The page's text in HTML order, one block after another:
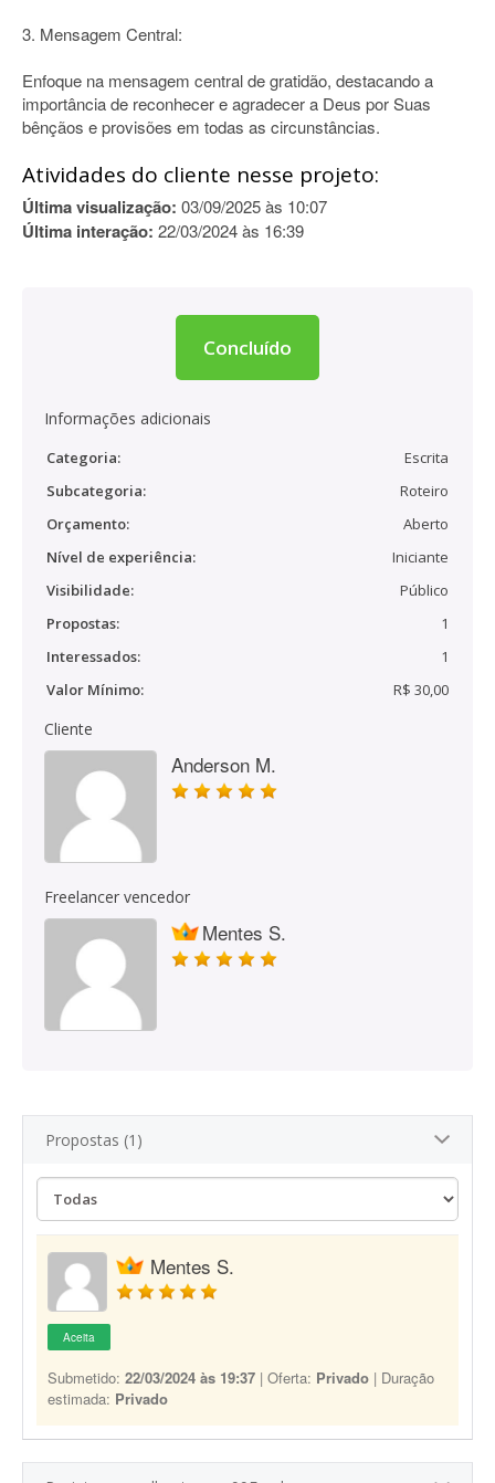
3. Mensagem Central:
Enfoque na mensagem central de gratidão, destacando a
importância de reconhecer e agradecer a Deus por Suas
bênçãos e provisões em todas as circunstâncias.
Atividades do cliente nesse projeto:
Última visualização: 03/09/2025 às 10:07
Última interação: 22/03/2024 às 16:39
Concluído
Informações adicionais
Categoria:
Escrita
Subcategoria:
Roteiro
Orçamento:
Aberto
Nível de experiência:
Iniciante
Visibilidade:
Público
Propostas:
1
Interessados:
1
Valor Mínimo:
R$ 30,00
Cliente
Anderson M.
Freelancer vencedor
Mentes S.
Propostas (1)
Mentes S.
Aceita
Submetido: 22/03/2024 às 19:37 | Oferta: Privado | Duração
estimada: Privado